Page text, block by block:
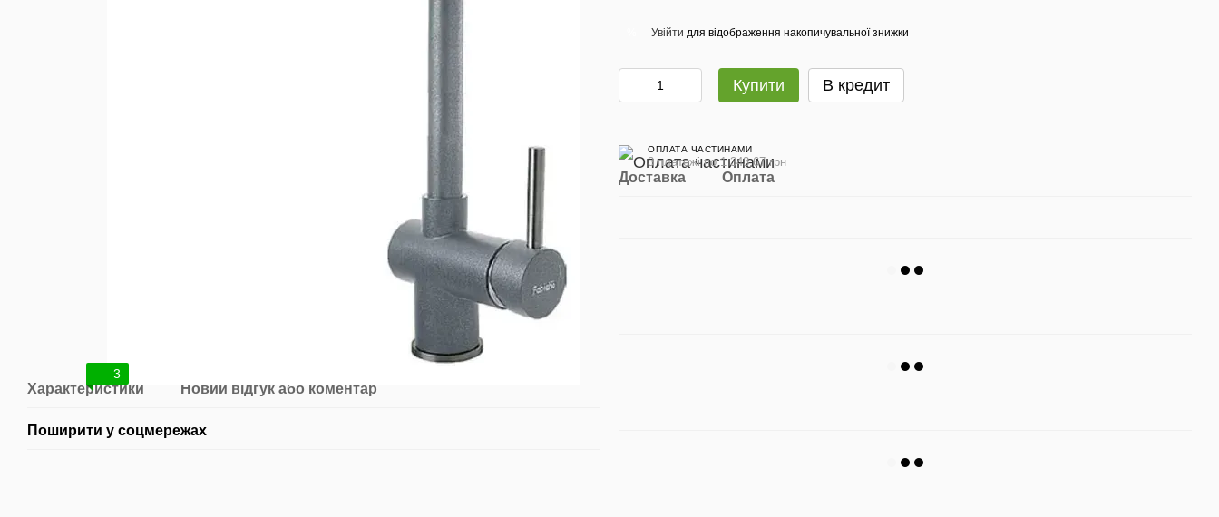
3
Характеристики Новий відгук або коментар
Поширити у соцмережах
Увійти для відображення накопичувальної знижки
Купити В кредит
ОПЛАТА ЧАСТИНАМИ
3 платежі по 1 343.67 грн
Доставка Оплата